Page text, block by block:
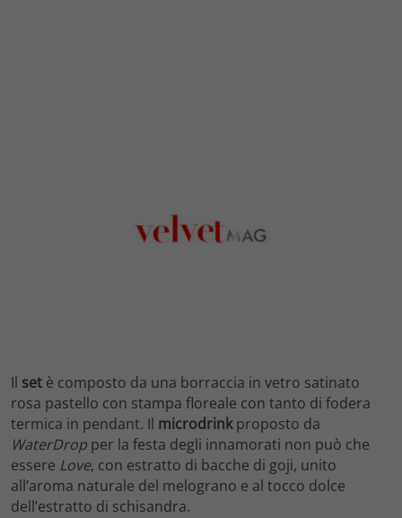
Il set è composto da una borraccia in vetro satinato
rosa pastello con stampa floreale con tanto di fodera
termica in pendant. Il microdrinkproposto da
WaterDrop per la festa degli innamorati non può che
essere Love, con estratto di bacche di goji, unito
all’aroma naturale del melograno e al tocco dolce
dell’estratto di schisandra.